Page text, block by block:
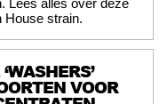
House strain.
VOOR